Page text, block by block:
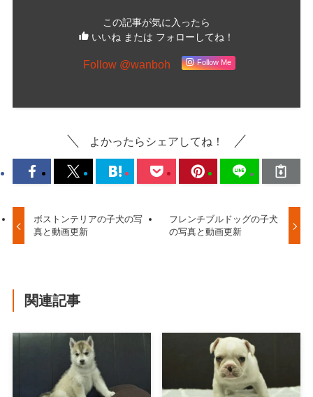
この記事が気に入ったら
いいね または フォローしてね！
Follow @wanboh Follow Me
よかったらシェアしてね！
ボストンテリアの子犬の写
真と動画更新
フレンチブルドッグの子犬
の写真と動画更新
関連記事